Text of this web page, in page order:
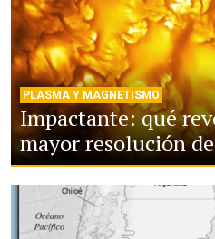
PLASMA Y MAGNETISMO
Impactante: qué
mayor resolución